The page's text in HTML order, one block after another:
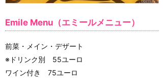
Emile Menu（エミールメニュー）
前菜・メイン・デザート
※ドリンク別 55ユーロ
ワイン付き 75ユーロ